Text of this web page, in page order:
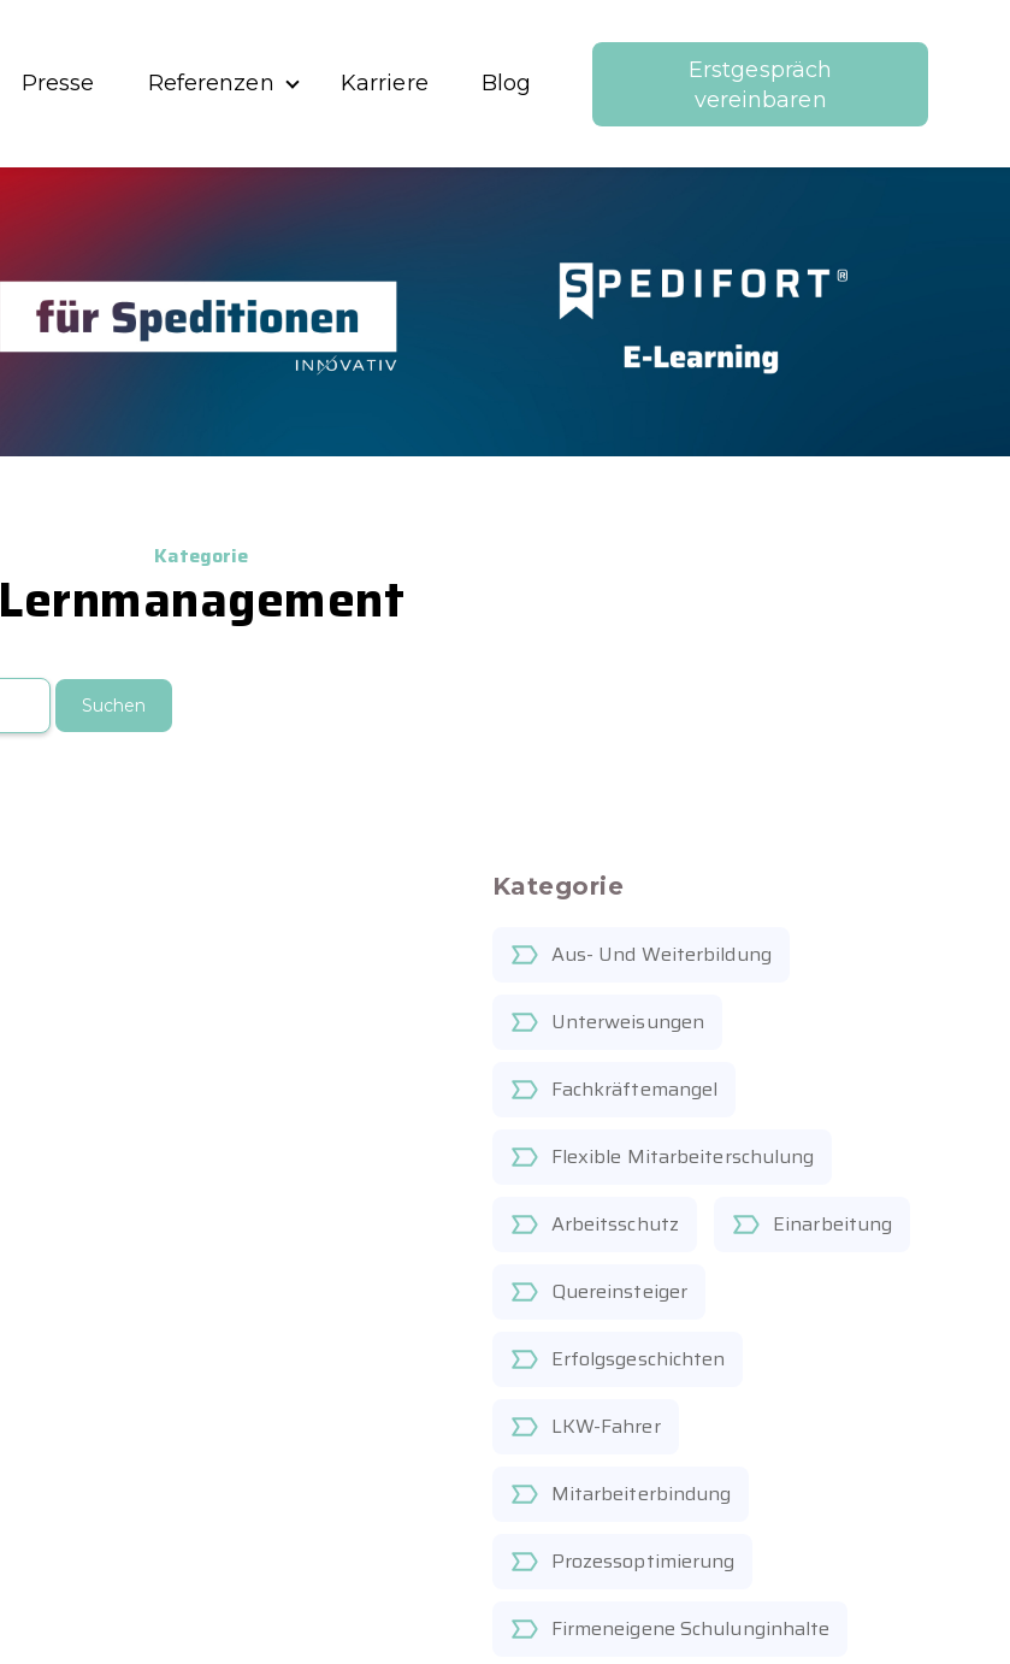
Presse Referenzen Show submenu for Referenzen
Karriere Blog
Erstgespräch
vereinbaren
Kategorie
Lernmanagement
Suchen
Kategorie
Aus- Und Weiterbildung
Unterweisungen
Fachkräftemangel
Flexible Mitarbeiterschulung
Arbeitsschutz Einarbeitung
Quereinsteiger
Erfolgsgeschichten
LKW-Fahrer
Mitarbeiterbindung
Prozessoptimierung
Firmeneigene Schulunginhalte